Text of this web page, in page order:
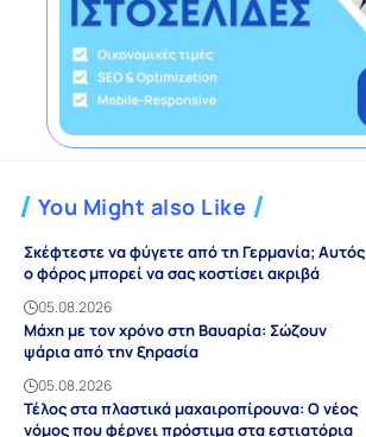
You Might also Like
Σκέφτεστε να φύγετε από τη Γερμανία; Αυτός
ο φόρος μπορεί να σας κοστίσει ακριβά
05.08.2026
Μάχη με τον χρόνο στη Βαυαρία: Σώζουν
ψάρια από την ξηρασία
05.08.2026
Τέλος στα πλαστικά μαχαιροπίρουνα: Ο νέος
νόμος που φέρνει πρόστιμα στα εστιατόρια